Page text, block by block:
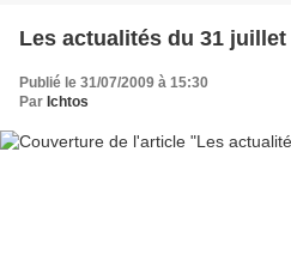
Les actualités du 31 juillet
Publié le 31/07/2009 à 15:30
Par Ichtos